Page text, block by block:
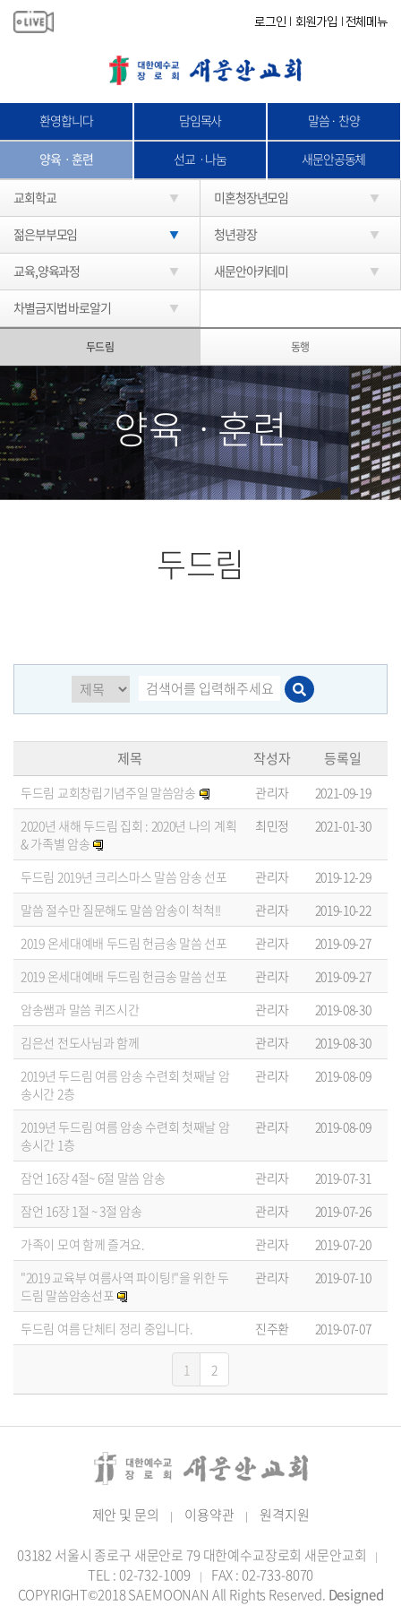
로그인 회원가입 전체메뉴
환영합니다 담임목사 말씀 · 찬양
양육ㆍ훈련
교회학교 미혼청장년모임
젊은부부모임
두드림 동행
청년광장
교육,양육과정 새문안아카데미
차별금지법 바로알기
선교ㆍ나눔 새문안공동체
양육ㆍ훈련
두드림
제목 작성자 등록일
두드림 교회창립기념주일 말씀암송 관리자
2021-09-19
2020년 새해 두드림 집회 : 2020년 나의 계획
& 가족별 암송
최민정 2021-01-30
두드림 2019년 크리스마스 말씀 암송 선포 관리자
2019-12-29
말씀 절수만 질문해도 말씀 암송이 척척!!
관리자
2019-10-22
2019 온세대예배 두드림 헌금송 말씀 선포
관리자
2019-09-27
2019 온세대예배 두드림 헌금송 말씀 선포
관리자
2019-09-27
암송쌤과 말씀 퀴즈시간
관리자
2019-08-30
김은선 전도사님과 함께
관리자
2019-08-30
2019년 두드림 여름 암송 수련회 첫째날 암
송시간 2층
관리자 2019-08-09
2019년 두드림 여름 암송 수련회 첫째날 암
송시간 1층
관리자 2019-08-09
잠언 16장 4절~ 6절 말씀 암송 관리자
2019-07-31
잠언 16장 1절 ~ 3절 암송
관리자
2019-07-26
가족이 모여 함께 즐겨요.
관리자
2019-07-20
"2019 교육부 여름사역 파이팅!"을 위한 두
드림 말씀암송선포
관리자 2019-07-10
두드림 여름 단체티 정리 중입니다. 진주환 2019-07-07
1 2
제안 및 문의 | 이용약관 | 원격지원
03182 서울시 종로구 새문안로 79 대한예수교장로회 새문안교회 |
TEL : 02-732-1009 |
FAX : 02-733-8070
COPYRIGHT©2018 SAEMOONAN All Rights Reserved. Designed